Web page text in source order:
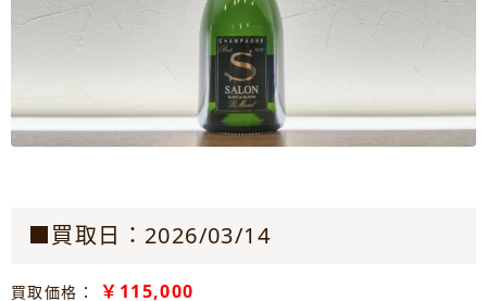
■買取日：2026/03/14
買取価格： ￥115,000